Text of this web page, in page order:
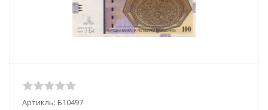
Артикль: Б10497